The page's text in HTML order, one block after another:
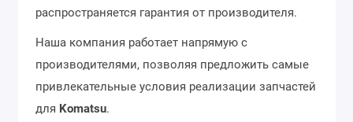
распространяется гарантия от производителя.
Наша компания работает напрямую с
производителями, позволяя предложить самые
привлекательные условия реализации запчастей
для Komatsu.